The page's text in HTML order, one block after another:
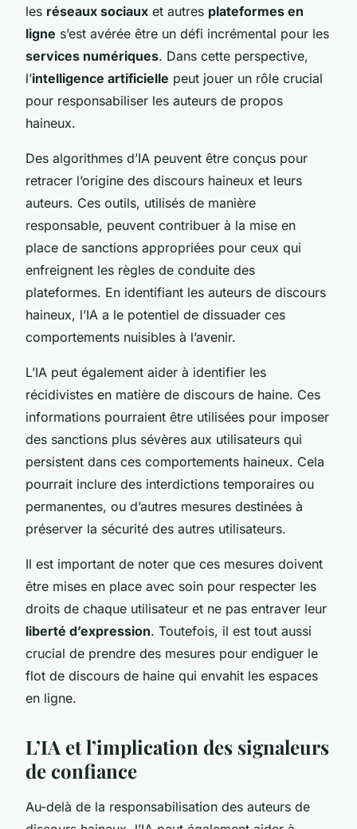
les réseaux sociaux et autres plateformes en
ligne s’est avérée être un défi incrémental pour les
services numériques. Dans cette perspective,
l’intelligence artificielle peut jouer un rôle crucial
pour responsabiliser les auteurs de propos
haineux.
Des algorithmes d’IA peuvent être conçus pour
retracer l’origine des discours haineux et leurs
auteurs. Ces outils, utilisés de manière
responsable, peuvent contribuer à la mise en
place de sanctions appropriées pour ceux qui
enfreignent les règles de conduite des
plateformes. En identifiant les auteurs de discours
haineux, l’IA a le potentiel de dissuader ces
comportements nuisibles à l’avenir.
L’IA peut également aider à identifier les
récidivistes en matière de discours de haine. Ces
informations pourraient être utilisées pour imposer
des sanctions plus sévères aux utilisateurs qui
persistent dans ces comportements haineux. Cela
pourrait inclure des interdictions temporaires ou
permanentes, ou d’autres mesures destinées à
préserver la sécurité des autres utilisateurs.
Il est important de noter que ces mesures doivent
être mises en place avec soin pour respecter les
droits de chaque utilisateur et ne pas entraver leur
liberté d’expression. Toutefois, il est tout aussi
crucial de prendre des mesures pour endiguer le
flot de discours de haine qui envahit les espaces
en ligne.
L’IA et l’implication des signaleurs
de confiance
Au-delà de la responsabilisation des auteurs de